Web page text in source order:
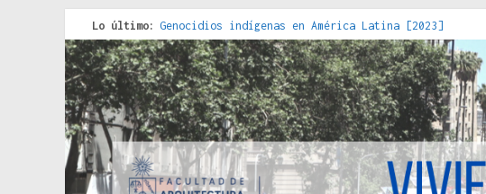
Lo último: Genocidios indígenas en América Latina [2023]
Estudios sobre la espacialización de los Estados
Donde el pedernal choca con el acero : hacia una
Criterios técnicos para una vivienda adecuada
Red de consultorios de la Caja del Seguro Obrero